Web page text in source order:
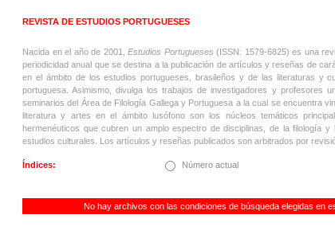
REVISTA DE ESTUDIOS PORTUGUESES
Nacida en el año de 2001,Estudios Portugueses (ISSN: 1579-6825) es una
periodicidad anual que se destina a la publicación de artículos y reseñas de
en el ámbito de los estudios portugueses, brasileños y de las literaturas y
portuguesa. Asimismo, divulga los trabajos de investigadores y profesores
seminarios del Área de Filología Gallega y Portuguesa a la cual se encuentra
literatura y artes en el ámbito lusófono son los núcleos temáticos
hermenéuticos que cubren un amplo espectro de disciplinas, de la filología y
estudios culturales. Los artículos y reseñas publicados son arbitrados por
Índices: Número actual
No hay archivos con las condiciones de búsqueda elegidas en